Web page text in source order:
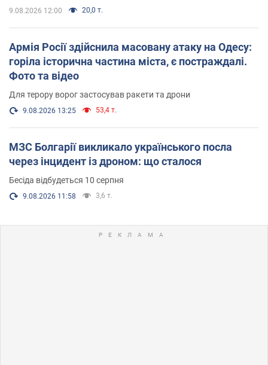
9.08.2026 12:00 20,0 т.
Армія Росії здійснила масовану атаку на Одесу:
горіла історична частина міста, є постраждалі.
Фото та відео
Для терору ворог застосував ракети та дрони
9.08.2026 13:25 53,4 т.
МЗС Болгарії викликало українського посла
через інцидент із дроном: що сталося
Бесіда відбудеться 10 серпня
9.08.2026 11:58 3,6 т.